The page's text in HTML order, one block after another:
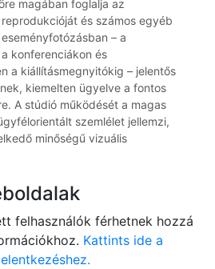
magában foglalja az
és számos egyéb
– a
konferenciákon és
a kiállításmegnyitókig – jelentős
kiemelten ügyelve a fontos
A stúdió működését a magas
szemlélet jellemzi,
minőségű vizuális
felhasználók férhetnek hozzá
Kattints ide a